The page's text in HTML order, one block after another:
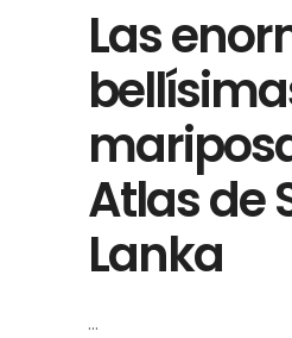
Las
Atlas de
Lanka